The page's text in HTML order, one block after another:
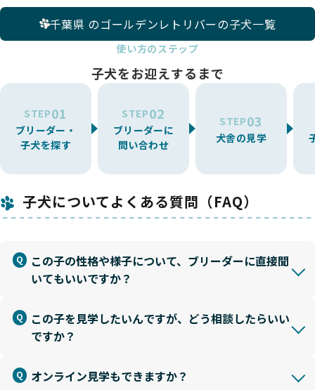
千葉県 のゴールデンレトリバーの子犬一覧
使い方のステップ
子犬をお迎えするまで
STEP01
ブリーダー・
子犬を探す
STEP02
ブリーダーに
問い合わせ
STEP03
犬舎の見学
子犬についてよくある質問（FAQ）
この子の性格や様子について、ブリーダーに直接聞
いてもいいですか？
この子を見学したいんですが、どう相談したらいい
ですか？
オンライン見学もできますか？